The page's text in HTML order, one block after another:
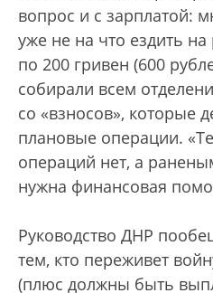
вопрос и с зарплатой:
уже не на что ездить
по 200 гривен (600
собирали всем
со «взносов», которые
плановые операции.
операций нет, а
нужна финансовая
Руководство ДНР
тем, кто переживет
(плюс должны быть